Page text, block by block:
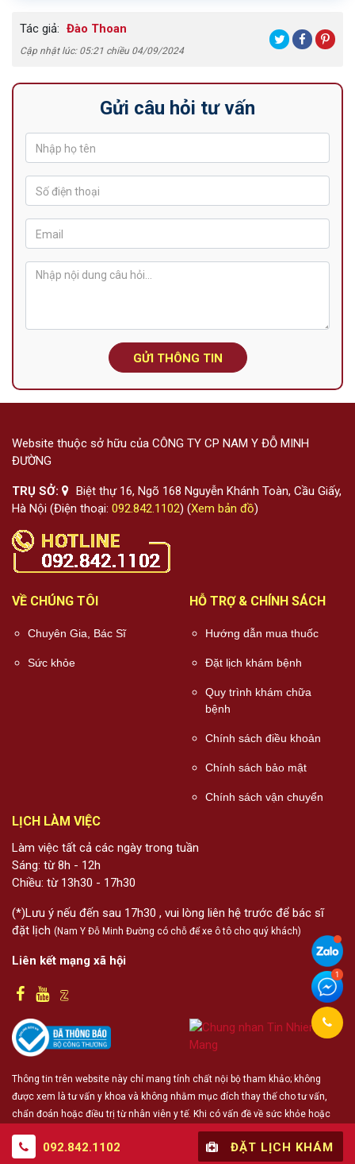
Tác giả: Đào Thoan
Cập nhật lúc: 05:21 chiều 04/09/2024
Gửi câu hỏi tư vấn
GỬI THÔNG TIN
Website thuộc sở hữu của CÔNG TY CP NAM Y ĐỖ MINH
ĐƯỜNG
TRỤ SỞ:
Biệt thự 16, Ngõ 168 Nguyễn Khánh Toàn, Cầu Giấy,
Hà Nội (Điện thoại: 092.842.1102) (Xem bản đồ)
VỀ CHÚNG TÔI
Chuyên Gia, Bác Sĩ
Sức khỏe
HỖ TRỢ & CHÍNH SÁCH
Hướng dẫn mua thuốc
Đặt lịch khám bệnh
Quy trình khám chữa
bệnh
Chính sách điều khoản
Chính sách bảo mật
Chính sách vận chuyển
LỊCH LÀM VIỆC
Làm việc tất cả các ngày trong tuần
Sáng: từ 8h - 12h
Chiều: từ 13h30 - 17h30
(*)Lưu ý nếu đến sau 17h30 , vui lòng liên hệ trước để bác sĩ
đặt lịch (Nam Y Đỗ Minh Đường có chỗ để xe ô tô cho quý khách)
Liên kết mạng xã hội
Thông tin trên website này chỉ mang tính chất nội bộ tham khảo; không
được xem là tư vấn y khoa và không nhằm mục đích thay thế cho tư vấn,
chẩn đoán hoặc điều trị từ nhân viên y tế. Khi có vấn đề về sức khỏe hoặc
cần hỗ trợ cấp cứu người đọc cần liên hệ bác sĩ và cơ sở y tế gần nhất
092.842.1102 ĐẶT LỊCH KHÁM